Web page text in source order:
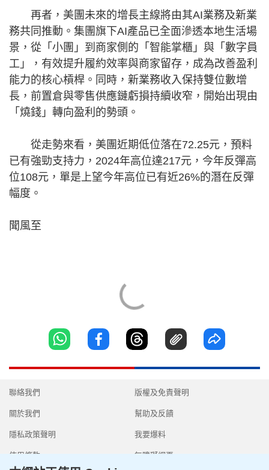
再者，美團未來的增長主線將由其AI業務及新業
務共同推動。集團旗下AI產品已全面滲透本地生活場
景，從「小團」到商家側的「智能掌櫃」與「數字員
工」，有效提升履約效率與商家留存，成為改善盈利
能力的核心槓桿。同時，新業務收入保持雙位數增
長，前置倉與零售供應鏈虧損持續收窄，開始出現由
「燒錢」轉向盈利的勢頭。
從走勢來看，美團近期低位落在72.25元，預料
已有強勁支持力，2024年高位達217元，今年反彈高
位108元，單是上望今年高位已有近26%的潛在反彈
幅度。
聞風至
聯絡我們
關於我們
隱私政策聲明
使用條款
版權及免責聲明
幫助及反饋
我要爆料
無障礙網頁